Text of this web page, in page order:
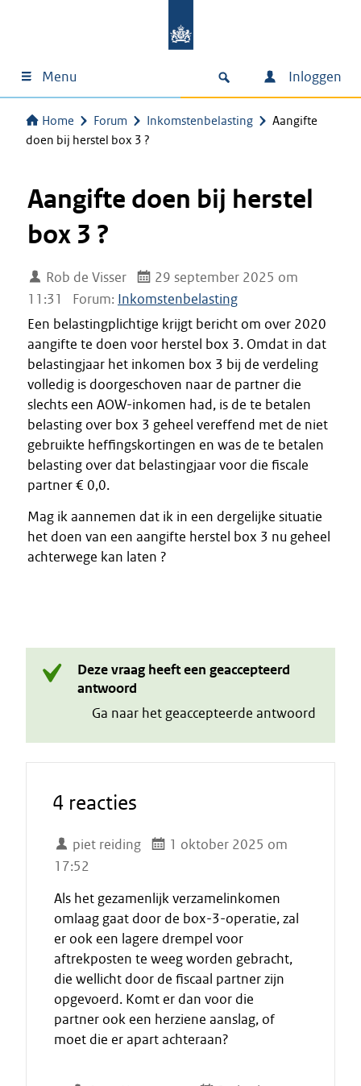
Menu Inloggen
Home Forum Inkomstenbelasting
Aangifte
doen bij herstel box 3 ?
Aangifte doen bij herstel
box 3 ?
Rob de Visser
29 september 2025 om
11:31
Forum: Inkomstenbelasting
Een belastingplichtige krijgt bericht om over 2020
aangifte te doen voor herstel box 3. Omdat in dat
belastingjaar het inkomen box 3 bij de verdeling
volledig is doorgeschoven naar de partner die
slechts een AOW-inkomen had, is de te betalen
belasting over box 3 geheel vereffend met de niet
gebruikte heffingskortingen en was de te betalen
belasting over dat belastingjaar voor die fiscale
partner € 0,0.
Mag ik aannemen dat ik in een dergelijke situatie
het doen van een aangifte herstel box 3 nu geheel
achterwege kan laten ?
Deze vraag heeft een geaccepteerd
antwoord
Ga naar het geaccepteerde antwoord
4 reacties
piet reiding
1 oktober 2025 om
17:52
Als het gezamenlijk verzamelinkomen
omlaag gaat door de box-3-operatie, zal
er ook een lagere drempel voor
aftrekposten te weeg worden gebracht,
die wellicht door de fiscaal partner zijn
opgevoerd. Komt er dan voor die
partner ook een herziene aanslag, of
moet die er apart achteraan?